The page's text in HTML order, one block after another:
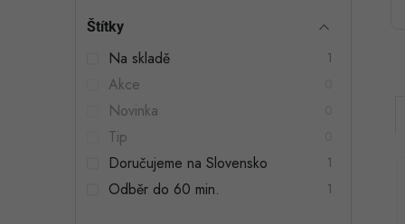
Štítky
Na skladě 1
Akce
Novinka
Tip
Doručujeme na Slovensko 1
Odběr do 60 min. 1